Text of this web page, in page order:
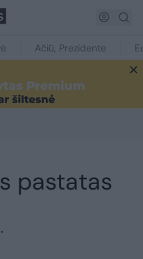
Ačiū, Prezidente
pastatas